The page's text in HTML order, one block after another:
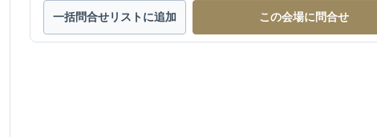
一括問合せリストに追加 この会場に問合せ